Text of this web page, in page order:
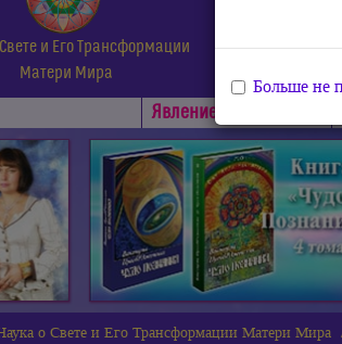
и Его Трансформации
Матери Мира
Явлениe Матери Мира
о Свете и Его Трансформации Матери Мира
Больше не